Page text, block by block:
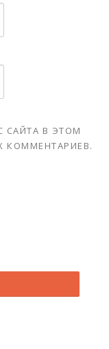
САЙТА В ЭТОМ
КОММЕНТАРИЕВ.